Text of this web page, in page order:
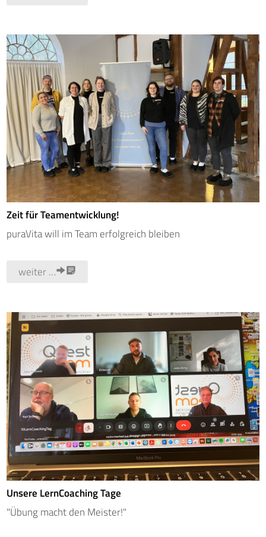
Zeit für Teamentwicklung!
puraVita will im Team erfolgreich bleiben
weiter …
Unsere LernCoaching Tage
"Übung macht den Meister!"